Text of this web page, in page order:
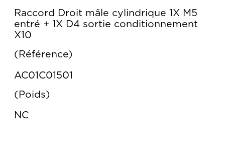
Raccord Droit mâle cylindrique 1X M5
entré + 1X D4 sortie conditionnement
X10
Référence
AC01C01501
Poids
NC